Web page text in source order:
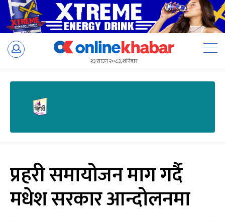
Skip
२३ साउन २०८३, शनिबार
प्रहरी समायोजन माग गर्दै
मधेश सरकार आन्दोलनमा